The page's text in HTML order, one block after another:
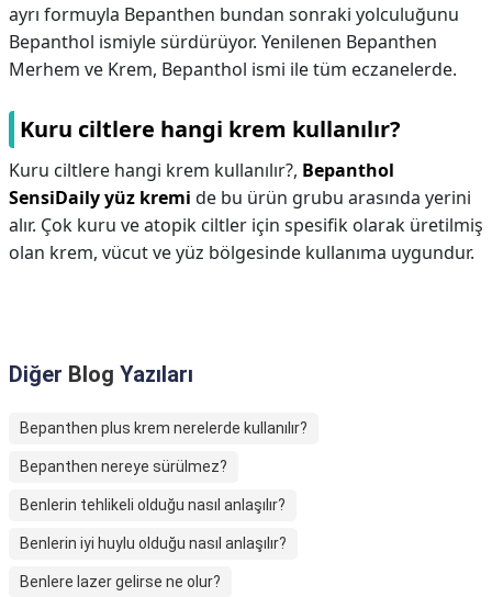
ayrı formuyla Bepanthen bundan sonraki yolculuğunu
Bepanthol ismiyle sürdürüyor. Yenilenen Bepanthen
Merhem ve Krem, Bepanthol ismi ile tüm eczanelerde.
Kuru ciltlere hangi krem kullanılır?
Kuru ciltlere hangi krem kullanılır?, Bepanthol
SensiDaily yüz kremi de bu ürün grubu arasında yerini
alır. Çok kuru ve atopik ciltler için spesifik olarak üretilmiş
olan krem, vücut ve yüz bölgesinde kullanıma uygundur.
Diğer Blog Yazıları
Bepanthen plus krem nerelerde kullanılır?
Bepanthen nereye sürülmez?
Benlerin tehlikeli olduğu nasıl anlaşılır?
Benlerin iyi huylu olduğu nasıl anlaşılır?
Benlere lazer gelirse ne olur?